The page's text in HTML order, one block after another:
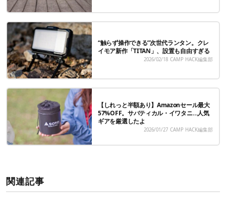
“触らず操作できる”次世代ランタン。クレ
イモア新作「TITAN」、設置も自由すぎる
2026/02/18 CAMP HACK編集部
【しれっと半額あり】Amazonセール最大
57%OFF。サバティカル・イワタニ…人気
ギアを厳選したよ
2026/01/27 CAMP HACK編集部
関連記事